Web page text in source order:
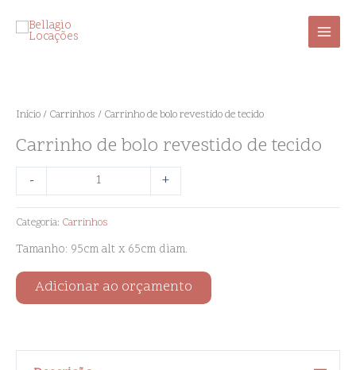
Início / Carrinhos / Carrinho de bolo revestido de tecido
Carrinho de bolo revestido de tecido
-
bolo
de
tecido
quantidade
+
Categoria: Carrinhos
Tamanho: 95cm alt x 65cm diam.
Adicionar ao orçamento